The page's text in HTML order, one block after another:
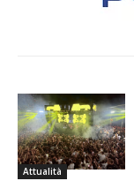
Attualità